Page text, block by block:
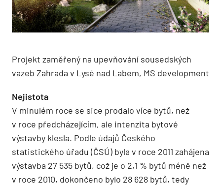
Projekt zaměřený na upevňování sousedských
vazeb Zahrada v Lysé nad Labem, MS development
Nejistota
V minulém roce se sice prodalo více bytů, než
v roce předcházejícím, ale intenzita bytové
výstavby klesla. Podle údajů Českého
statistického úřadu (ČSÚ) byla v roce 2011 zahájena
výstavba 27 535 bytů, což je o 2,1 % bytů méně než
v roce 2010, dokončeno bylo 28 628 bytů, tedy